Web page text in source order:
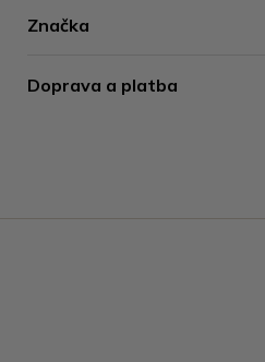
Značka
Doprava a platba